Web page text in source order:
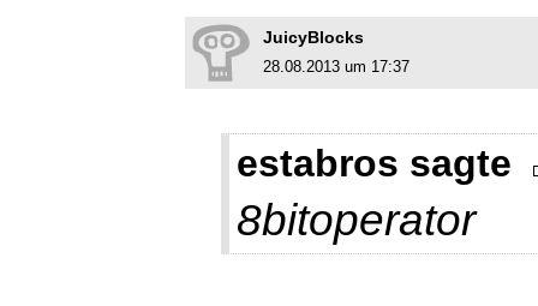
JuicyBlocks
28.08.2013 um 17:37
estabros sagte
8bitoperator